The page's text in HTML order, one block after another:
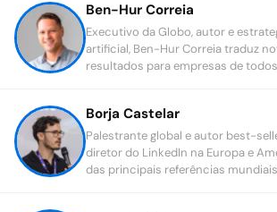
Ben-Hur Correia
Executivo da Globo, autor e
artificial, Ben-Hur Correia traduz
resultados para empresas de
Borja Castelar
Palestrante global e autor best-
diretor do LinkedIn na Europa e
das principais referências